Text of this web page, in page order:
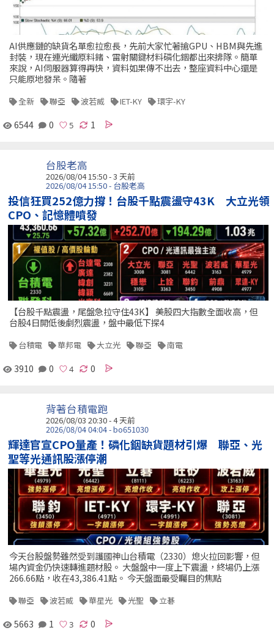
AI供應鏈的缺貨名單愈拉愈長，先前大家忙著搶GPU、HBM與先進
封裝，現在連光纖原料鍺、雷射關鍵材料磷化銦都出來排隊。簡單
來說，AI伺服器算得再快，資料如果傳不出去，整座資料中心還是
只能原地發呆。隨著
全新 聯亞 波若威 IET-KY 環宇-KY
6544 0 1
台股老高
2026/08/04 15:50 - 3 天前
2026/08/04 15:50 - 台股老高
投信狂買252億力撐！台股千點震盪守43K 大立光領
CPO、記憶體噴發
【台股千點震盪，尾盤急拉守住43K】 美股四大指數全面收高，但
台股4日開低後劇烈震盪，盤中最低下探4
台積電 華邦電 大立光 聯亞 南電
3910 0 0
背著台積電跑
2026/08/03 20:30 - 4 天前
2026/08/04 04:04 - bo651030
輝達官宣CPO量產！磷化銦缺貨題材引爆 聯亞、光
聖等光通訊股漲停潮
今天台股盤勢雖然受到護國神山台積電（2330）熄火拉回影響，但
場內資金仍快速轉進題材股。 大盤盤中一度上下震盪，終場仍上漲
266.66點，收在43,386.41點。 今天盤面最受矚目的焦點
聯亞 波若威 華星光 光聖 立碁
5663 1 0